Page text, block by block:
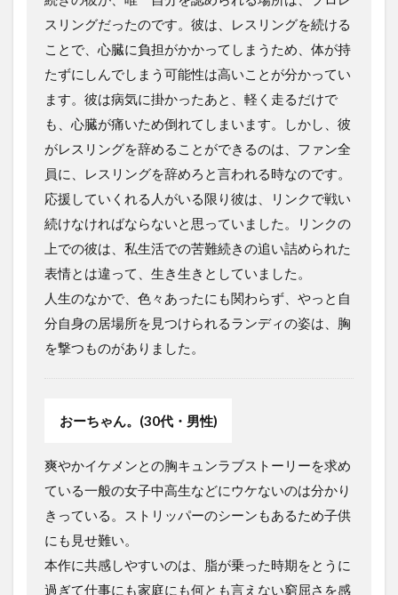
スリングだったのです。彼は、レスリングを続ける
ことで、心臓に負担がかかってしまうため、体が持
たずにしんでしまう可能性は高いことが分かってい
ます。彼は病気に掛かったあと、軽く走るだけで
も、心臓が痛いため倒れてしまいます。しかし、彼
がレスリングを辞めることができるのは、ファン全
員に、レスリングを辞めろと言われる時なのです。
応援していくれる人がいる限り彼は、リンクで戦い
続けなければならないと思っていました。リンクの
上での彼は、私生活での苦難続きの追い詰められた
表情とは違って、生き生きとしていました。
人生のなかで、色々あったにも関わらず、やっと自
分自身の居場所を見つけられるランディの姿は、胸
を撃つものがありました。
おーちゃん。(30代・男性)
爽やかイケメンとの胸キュンラブストーリーを求め
ている一般の女子中高生などにウケないのは分かり
きっている。ストリッパーのシーンもあるため子供
にも見せ難い。
本作に共感しやすいのは、脂が乗った時期をとうに
過ぎて仕事にも家庭にも何とも言えない窮屈さを感